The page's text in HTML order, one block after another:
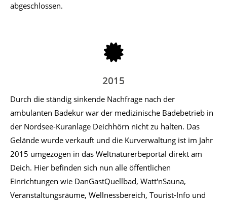
abgeschlossen.
2015
Durch die ständig sinkende Nachfrage nach der
ambulanten Badekur war der medizinische Badebetrieb in
der Nordsee-Kuranlage Deichhörn nicht zu halten. Das
Gelände wurde verkauft und die Kurverwaltung ist im Jahr
2015 umgezogen in das Weltnaturerbeportal direkt am
Deich. Hier befinden sich nun alle öffentlichen
Einrichtungen wie DanGastQuellbad, Watt'nSauna,
Veranstaltungsräume, Wellnessbereich, Tourist-Info und